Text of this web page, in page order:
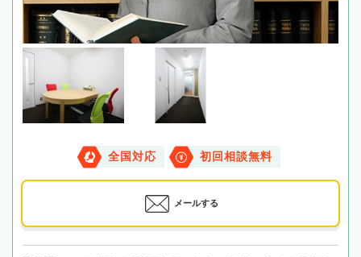
全国対応 初回相談無料
メールする